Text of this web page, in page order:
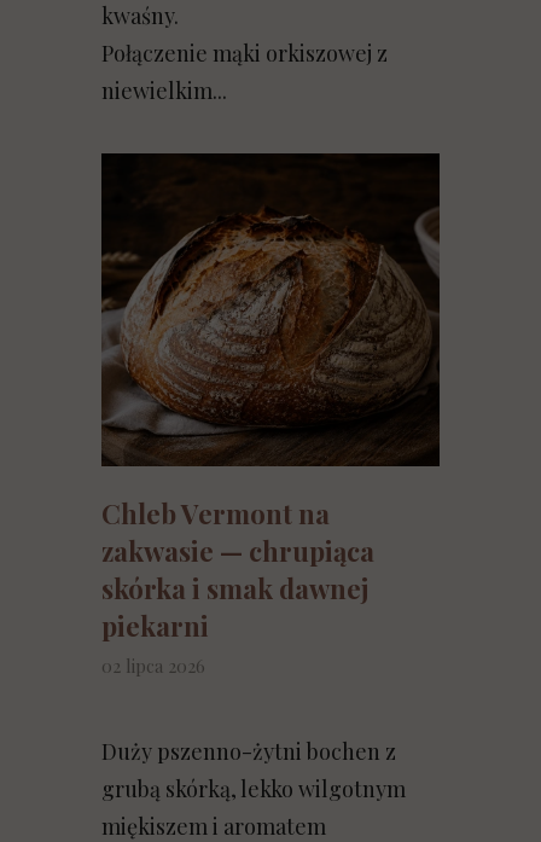
kwaśny.
Połączenie mąki orkiszowej z
niewielkim...
Chleb Vermont na
zakwasie — chrupiąca
skórka i smak dawnej
piekarni
02 lipca 2026
Duży pszenno-żytni bochen z
grubą skórką, lekko wilgotnym
miękiszem i aromatem